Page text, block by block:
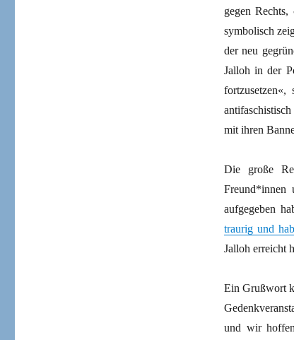
gegen
symbolisch
der neu
Jalloh in der
mit ihren
Die große
Freund*innen
aufgegeben
traurig und
Jalloh erreicht
Ein Grußwort
und wir